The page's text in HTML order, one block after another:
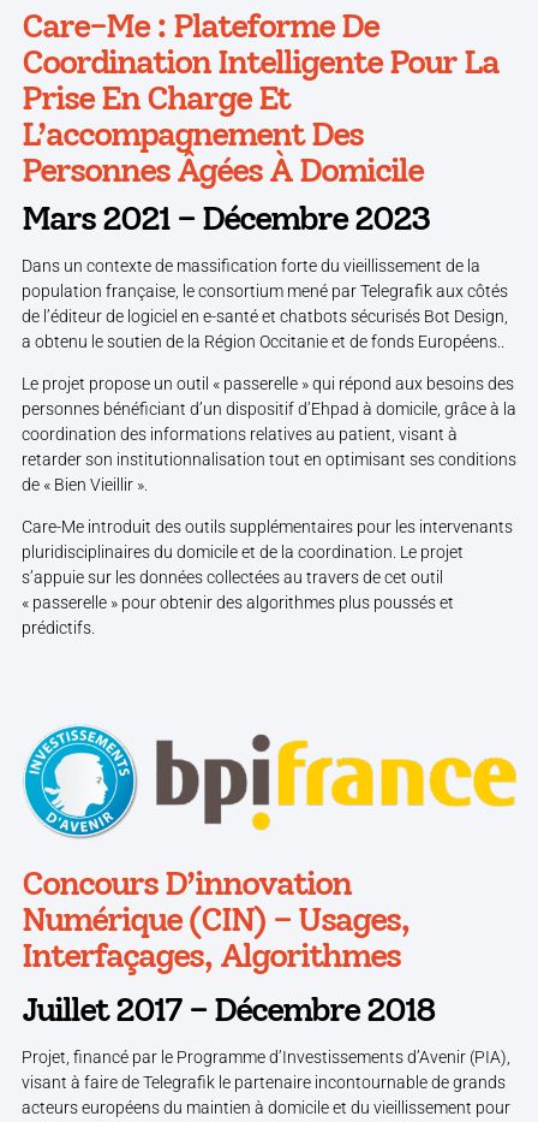
Care-Me : Plateforme De
Coordination Intelligente Pour La
Prise En Charge Et
L’accompagnement Des
Personnes Âgées À Domicile
Mars 2021 – Décembre 2023
Dans un contexte de massification forte du vieillissement de la
population française, le consortium mené par Telegrafik aux côtés
de l’éditeur de logiciel en e-santé et chatbots sécurisés Bot Design,
a obtenu le soutien de la Région Occitanie et de fonds Européens..
Le projet propose un outil « passerelle » qui répond aux besoins des
personnes bénéficiant d’un dispositif d’Ehpad à domicile, grâce à la
coordination des informations relatives au patient, visant à
retarder son institutionnalisation tout en optimisant ses conditions
de « Bien Vieillir ».
Care-Me introduit des outils supplémentaires pour les intervenants
pluridisciplinaires du domicile et de la coordination. Le projet
s’appuie sur les données collectées au travers de cet outil
« passerelle » pour obtenir des algorithmes plus poussés et
prédictifs.
Concours D’innovation
Numérique (CIN) – Usages,
Interfaçages, Algorithmes
Juillet 2017 – Décembre 2018
Projet, financé par le Programme d’Investissements d’Avenir (PIA),
visant à faire de Telegrafik le partenaire incontournable de grands
acteurs européens du maintien à domicile et du vieillissement pour